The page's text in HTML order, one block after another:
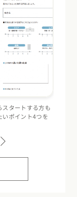
タートする方も
いポイント4つを